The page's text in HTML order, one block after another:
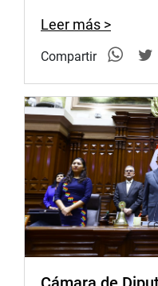
d) El inminente
plazo de los beneficios
Por lo tanto, dado que
el plazo de
beneficios modificando
de manera extendida
OTROS DICTÁMENES
Con 17 votos a favor, 2
aprobó el dictamen
Leer más >
Compartir